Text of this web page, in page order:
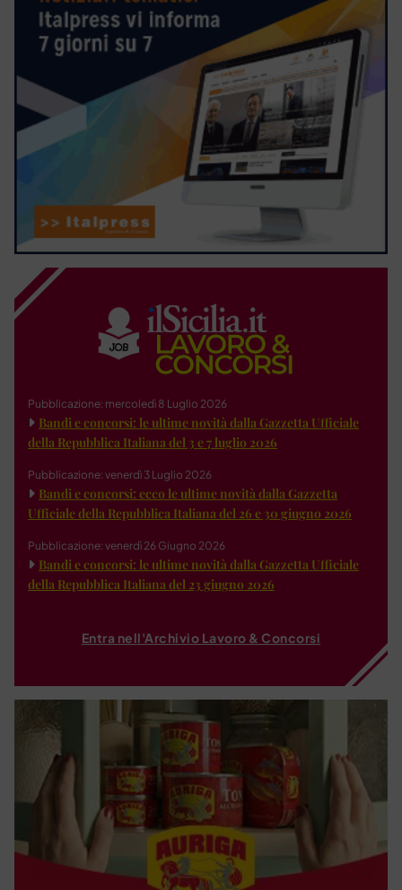
Pubblicazione: mercoledì 8 Luglio 2026
Bandi e concorsi: le ultime novità dalla Gazzetta Ufficiale
della Repubblica Italiana del 3 e 7 luglio 2026
Pubblicazione: venerdì 3 Luglio 2026
Bandi e concorsi: ecco le ultime novità dalla Gazzetta
Ufficiale della Repubblica Italiana del 26 e 30 giugno 2026
Pubblicazione: venerdì 26 Giugno 2026
Bandi e concorsi: le ultime novità dalla Gazzetta Ufficiale
della Repubblica Italiana del 23 giugno 2026
Entra nell'Archivio Lavoro & Concorsi